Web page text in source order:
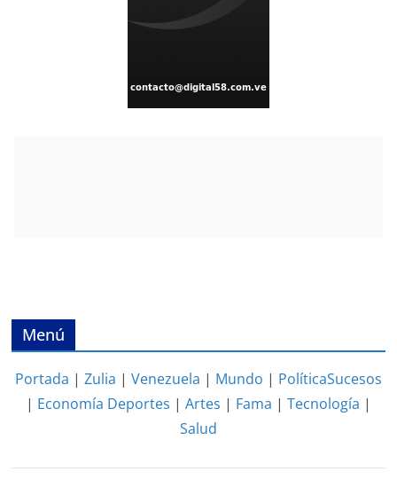
Menú
Portada | Zulia | Venezuela | Mundo | PolíticaSucesos
| Economía Deportes | Artes | Fama | Tecnología |
Salud